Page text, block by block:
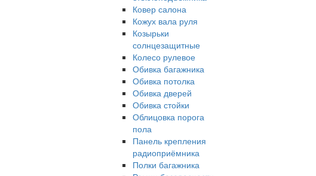
Ковер салона
Кожух вала руля
Козырьки
солнцезащитные
Колесо рулевое
Обивка багажника
Обивка потолка
Обивка дверей
Обивка стойки
Облицовка порога
пола
Панель крепления
радиоприёмника
Полки багажника